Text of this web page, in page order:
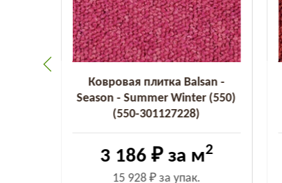
Ковровая плитка Balsan -
Season - Summer Winter (550)
(550-301127228)
3 186 ₽за м2
15 928 ₽за упак.